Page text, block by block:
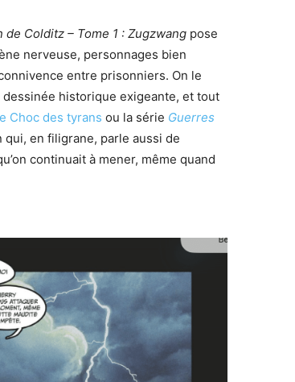
de Colditz – Tome 1 : Zugzwang pose
nerveuse, personnages bien
entre prisonniers. On le
historique exigeante, et tout
Choc des tyrans ou la série Guerres
qui, en filigrane, parle aussi de
continuait à mener, même quand